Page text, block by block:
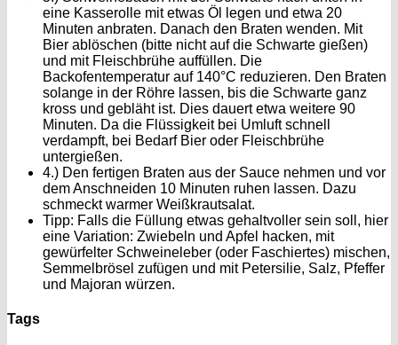
eine Kasserolle mit etwas Öl legen und etwa 20
Minuten anbraten. Danach den Braten wenden. Mit
Bier ablöschen (bitte nicht auf die Schwarte gießen)
und mit Fleischbrühe auffüllen. Die
Backofentemperatur auf 140°C reduzieren. Den Braten
solange in der Röhre lassen, bis die Schwarte ganz
kross und gebläht ist. Dies dauert etwa weitere 90
Minuten. Da die Flüssigkeit bei Umluft schnell
verdampft, bei Bedarf Bier oder Fleischbrühe
untergießen.
4.) Den fertigen Braten aus der Sauce nehmen und vor
dem Anschneiden 10 Minuten ruhen lassen. Dazu
schmeckt warmer Weißkrautsalat.
Tipp: Falls die Füllung etwas gehaltvoller sein soll, hier
eine Variation: Zwiebeln und Apfel hacken, mit
gewürfelter Schweineleber (oder Faschiertes) mischen,
Semmelbrösel zufügen und mit Petersilie, Salz, Pfeffer
und Majoran würzen.
Tags